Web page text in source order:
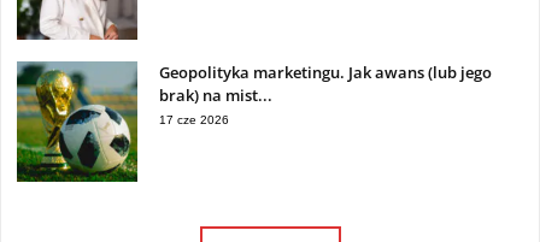
Geopolityka marketingu. Jak awans (lub jego
brak) na mist...
17 cze 2026